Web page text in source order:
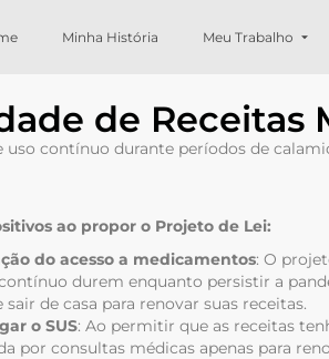
Minha História Meu Trabalho
de Receitas
contínuo durante períodos de
ao propor o Projeto de Lei:
do acesso a medicamentos: O
durem enquanto persistir a
sair de casa para renovar suas receitas.
o SUS: Ao permitir que as receitas
por consultas médicas apenas para